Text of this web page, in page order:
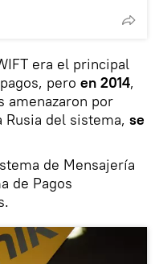
era el principal
pero en 2014,
amenazaron por
del sistema, se
de Mensajería
de Pagos